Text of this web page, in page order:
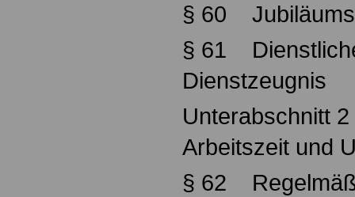
§ 60
§ 61
Dienstzeugnis
Unterabschnitt 2
Arbeitszeit und
§ 62